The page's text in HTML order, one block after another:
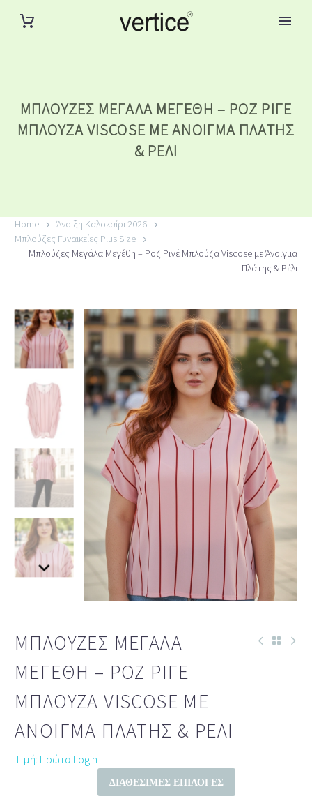
ΜΠΛΟΎΖΕΣ ΜΕΓΆΛΑ ΜΕΓΈΘΗ – ΡΟΖ ΡΙΓΈ
ΜΠΛΟΎΖΑ VISCOSE ΜΕ ΆΝΟΙΓΜΑ ΠΛΆΤΗΣ
& ΡΈΛΙ
Home
Άνοιξη Καλοκαίρι 2026
Μπλούζες Γυναικείες Plus Size
Μπλούζες Μεγάλα Μεγέθη – Ροζ Ριγέ Μπλούζα Viscose με Άνοιγμα
Πλάτης & Ρέλι
ΜΠΛΟΎΖΕΣ ΜΕΓΆΛΑ
ΜΕΓΈΘΗ – ΡΟΖ ΡΙΓΈ
ΜΠΛΟΎΖΑ VISCOSE ΜΕ
ΆΝΟΙΓΜΑ ΠΛΆΤΗΣ & ΡΈΛΙ
Τιμή: Πρώτα Login
ΔΙΑΘΈΣΙΜΕΣ ΕΠΙΛΟΓΈΣ